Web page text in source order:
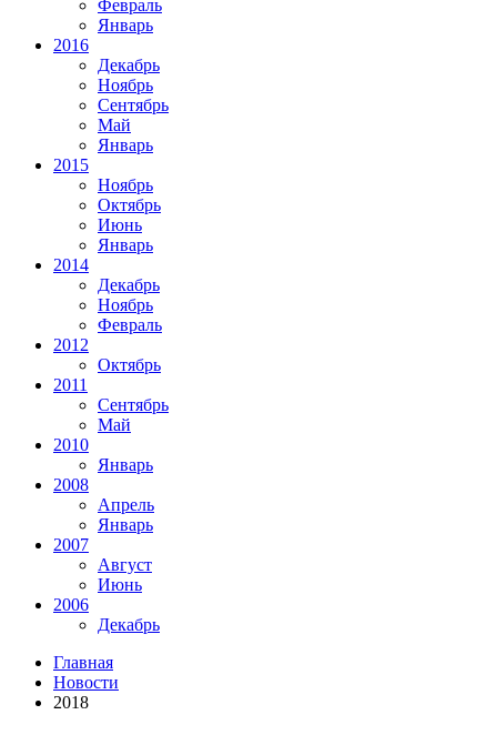
Февраль
Январь
2016
Декабрь
Ноябрь
Сентябрь
Май
Январь
2015
Ноябрь
Октябрь
Июнь
Январь
2014
Декабрь
Ноябрь
Февраль
2012
Октябрь
2011
Сентябрь
Май
2010
Январь
2008
Апрель
Январь
2007
Август
Июнь
2006
Декабрь
Главная
Новости
2018